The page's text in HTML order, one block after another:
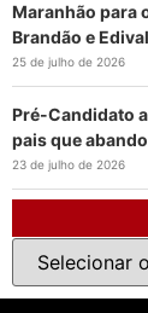
Maranhão para
Brandão e
25 de julho de 2026
Pré-Candidato
pais que
23 de julho de 2026